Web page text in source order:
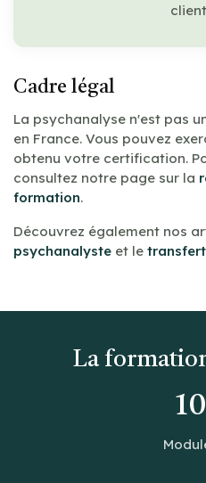
Cadre légal
La psychanalyse n'est pas
en France. Vous pouvez
obtenu votre certification.
consultez notre page sur la
formation.
Découvrez également nos
psychanalyste et le
La
10